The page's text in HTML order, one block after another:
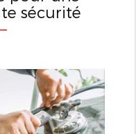
sécurité